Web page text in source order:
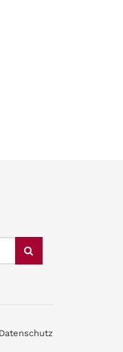
Datenschutz